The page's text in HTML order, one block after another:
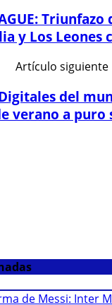
Triunfazo
y Los Leones
Artículo siguiente
del
verano a puro